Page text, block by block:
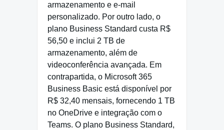
armazenamento e e-mail
personalizado. Por outro lado, o
plano Business Standard custa R$
56,50 e inclui 2 TB de
armazenamento, além de
videoconferência avançada. Em
contrapartida, o Microsoft 365
Business Basic está disponível por
R$ 32,40 mensais, fornecendo 1 TB
no OneDrive e integração com o
Teams. O plano Business Standard,